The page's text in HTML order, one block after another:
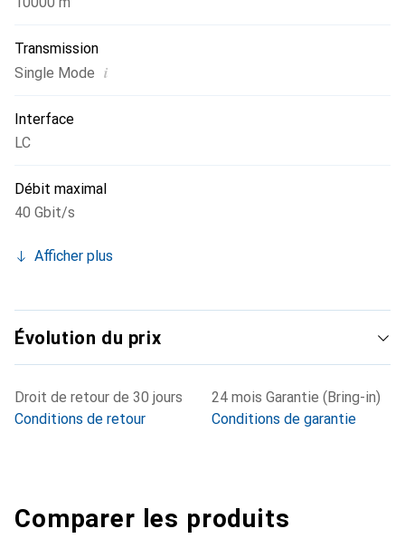
Transmission
Single Mode i
Interface
LC
Débit maximal
40 Gbit/s
Afficher plus
Évolution du prix
Droit de retour de 30 jours
Conditions de retour
24 mois Garantie (Bring-in)
Conditions de garantie
Comparer les produits